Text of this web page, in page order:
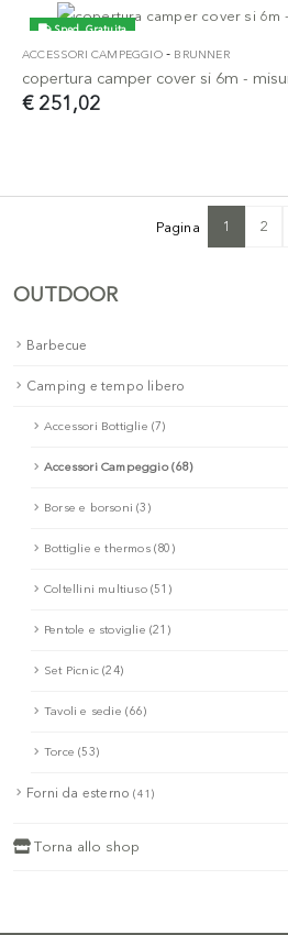
OUTDOOR
Barbecue
Camping e tempo libero
Accessori Bottiglie (7)
Accessori Campeggio (68)
Borse e borsoni (3)
Bottiglie e thermos (80)
Coltellini multiuso (51)
Pentole e stoviglie (21)
Set Picnic (24)
Tavoli e sedie (66)
Torce (53)
Forni da esterno(41)
Torna allo shop
Sped. Gratuita
ACCESSORI CAMPEGGIO- BRUNNER
copertura camper cover si 6m -
€ 251,02
Pagina 1 2